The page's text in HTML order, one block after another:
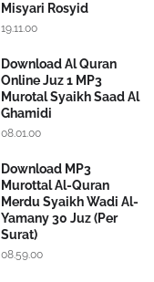
Misyari Rosyid
19.11.00
Download Al Quran
Online Juz 1 MP3
Murotal Syaikh Saad Al
Ghamidi
08.01.00
Download MP3
Murottal Al-Quran
Merdu Syaikh Wadi Al-
Yamany 30 Juz (Per
Surat)
08.59.00